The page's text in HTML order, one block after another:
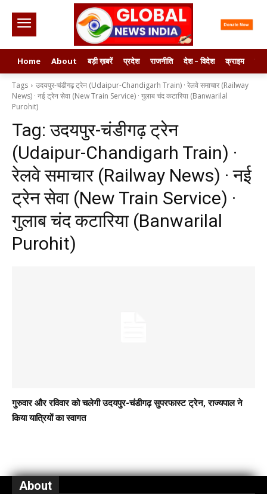
Home About बड़ी ख़बरें प्रदेश राजनीति देश – विदेश क्राइम
Tags
उदयपुर-चंडीगढ़ ट्रेन (Udaipur-Chandigarh Train) · रेलवे समाचार (Railway
News) · नई ट्रेन सेवा (New Train Service) · गुलाब चंद कटारिया (Banwarilal
Purohit)
Tag:उदयपुर-चंडीगढ़ ट्रेन
(Udaipur-Chandigarh Train) ·
रेलवे समाचार (Railway News) · नई
ट्रेन सेवा (New Train Service) ·
गुलाब चंद कटारिया (Banwarilal
Purohit)
गुरुवार और रविवार को चलेगी उदयपुर-चंडीगढ़ सुपरफास्ट ट्रेन, राज्यपाल ने
किया यात्रियों का स्वागत
About